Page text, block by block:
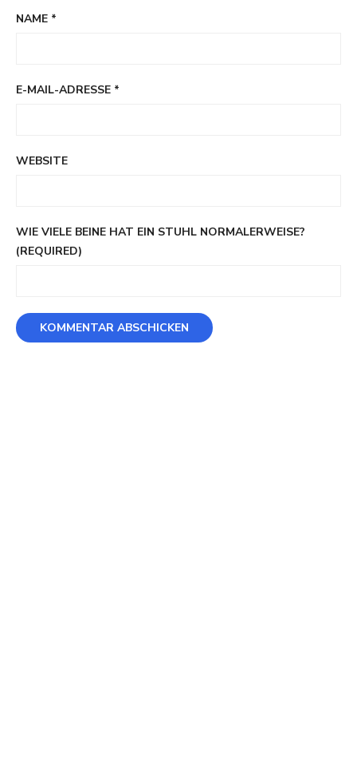
NAME *
E-MAIL-ADRESSE *
WEBSITE
WIE VIELE BEINE HAT EIN STUHL NORMALERWEISE?
(REQUIRED)